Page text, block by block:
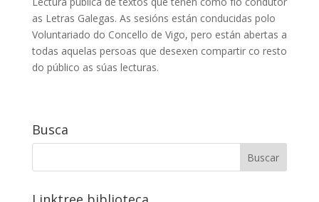
as Letras Galegas. As sesións están conducidas polo
Voluntariado do Concello de Vigo, pero están abertas a
todas aquelas persoas que desexen compartir co resto
do público as súas lecturas.
Busca